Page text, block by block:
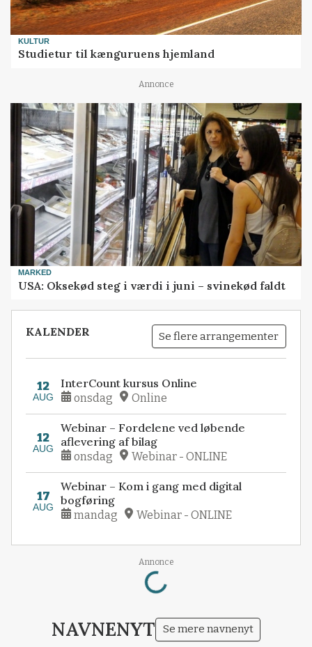
KULTUR
Studietur til kænguruens hjemland
Annonce
MARKED
USA: Oksekød steg i værdi i juni – svinekød faldt
KALENDER Se flere arrangementer
12
AUG
InterCount kursus Online
onsdag Online
12
AUG
Webinar – Fordelene ved løbende
aflevering af bilag
onsdag Webinar - ONLINE
17
AUG
Webinar – Kom i gang med digital
bogføring
mandag Webinar - ONLINE
Annonce
Loading...
NAVNENYT Se mere navnenyt